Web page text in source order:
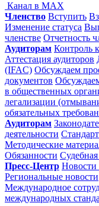
Канал в MAX
Членство Вступить
Изменение статуса
членстве Отчетность
Аудиторам Контроль
Аттестация аудиторов
(IFAC) Обсуждаем
документов
в общественных
легализации
обязательных
Аудиторам
деятельности
Методические
Обязанности
Пресс-Центр
Региональные новости
Международное
международных